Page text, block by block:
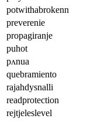
potwithabrokenn
preverenie
propagiranje
puhot
pʌnua
quebramiento
rajahdysnalli
readprotection
rejtjeleslevel